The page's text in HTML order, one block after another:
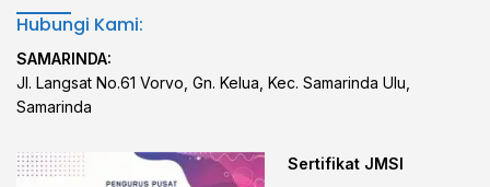
Hubungi Kami:
SAMARINDA:
Jl. Langsat No.61 Vorvo, Gn. Kelua, Kec. Samarinda Ulu,
Samarinda
Sertifikat JMSI